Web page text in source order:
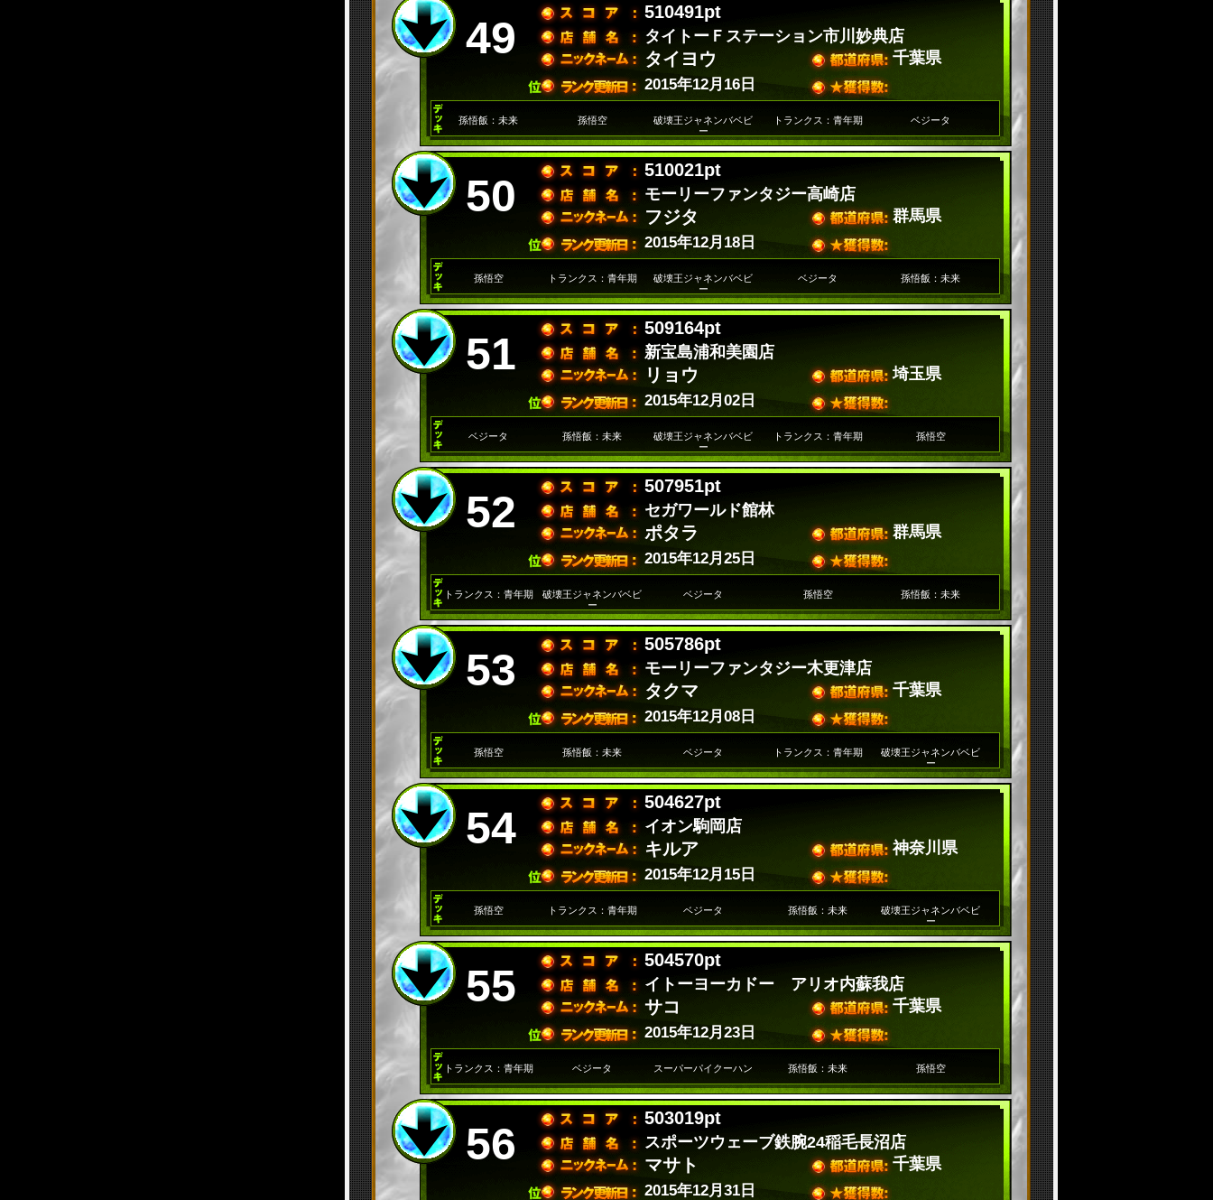
49
510491pt
タイトーＦステーション市川妙典店
2015年12月16日
タイヨウ 千葉県
孫悟飯：未来 孫悟空
破壊王ジャネンバベビ
ー
トランクス：青年期 ベジータ
50
510021pt
モーリーファンタジー高崎店
2015年12月18日
フジタ 群馬県
孫悟空 トランクス：青年期
破壊王ジャネンバベビ
ー
ベジータ 孫悟飯：未来
51
509164pt
新宝島浦和美園店
2015年12月02日
リョウ 埼玉県
ベジータ 孫悟飯：未来
破壊王ジャネンバベビ
ー
トランクス：青年期 孫悟空
52
507951pt
セガワールド館林
2015年12月25日
ポタラ 群馬県
トランクス：青年期
破壊王ジャネンバベビ
ー
ベジータ 孫悟空 孫悟飯：未来
53
505786pt
モーリーファンタジー木更津店
2015年12月08日
タクマ 千葉県
孫悟空 孫悟飯：未来 ベジータ トランクス：青年期
破壊王ジャネンバベビ
ー
54
504627pt
イオン駒岡店
2015年12月15日
キルア 神奈川県
孫悟空 トランクス：青年期 ベジータ 孫悟飯：未来
破壊王ジャネンバベビ
ー
55
504570pt
イトーヨーカドー アリオ内蘇我店
2015年12月23日
サコ 千葉県
トランクス：青年期 ベジータ スーパーパイクーハン 孫悟飯：未来 孫悟空
56
503019pt
スポーツウェーブ鉄腕24稲毛長沼店
2015年12月31日
マサト 千葉県